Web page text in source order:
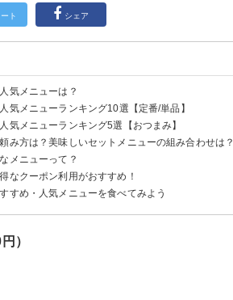
ト シェア
気メニューは？
気メニューランキング10選【定番/単品】
ーメン（税込550円）
税込500円）
税込540円）
（油そば）（税込570円）
税込520円）
円）
込460円）
ーメン（税込630円）
390円）
ンメン（税込520円）
気メニューランキング5選【おつまみ】
税込250円）
（税込310円）
円）
（税込250円）
円）み方は？美味しいセットメニューの組み合わせは？
＋餃子
ン味噌ラーメンセット＋餃子
合わせ＋生ビール
メニューって？
）円）
なクーポン利用がおすすめ！
すめ・人気メニューを食べてみよう
）